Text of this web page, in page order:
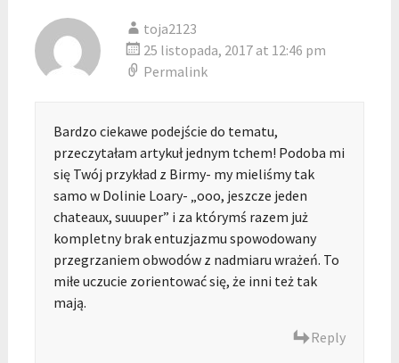
toja2123
25 listopada, 2017 at 12:46 pm
Permalink
Bardzo ciekawe podejście do tematu,
przeczytałam artykuł jednym tchem! Podoba mi
się Twój przykład z Birmy- my mieliśmy tak
samo w Dolinie Loary- „ooo, jeszcze jeden
chateaux, suuuper” i za którymś razem już
kompletny brak entuzjazmu spowodowany
przegrzaniem obwodów z nadmiaru wrażeń. To
miłe uczucie zorientować się, że inni też tak
mają.
Reply